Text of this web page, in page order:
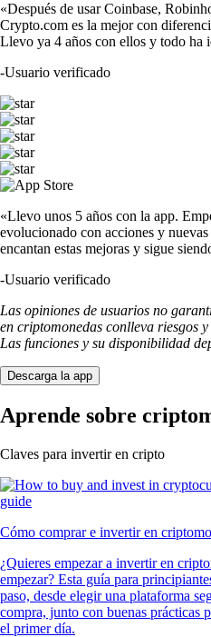
«Después de usar Coinbase,
Crypto.com es la mejor con
Llevo ya 4 años con ellos y todo ha
-Usuario verificado
«Llevo unos 5 años con la app.
evolucionado con acciones y
encantan estas mejoras y sigue
-Usuario verificado
Las opiniones de usuarios no
en criptomonedas conlleva riesgos
Las funciones y su disponibilidad
Descarga la app
Aprende sobre
Claves para invertir en cripto
Cómo comprar e invertir en
¿Quieres empezar a invertir en
empezar? Esta guía para
paso, desde elegir una plataforma
compra, junto con buenas prácticas
el primer día.